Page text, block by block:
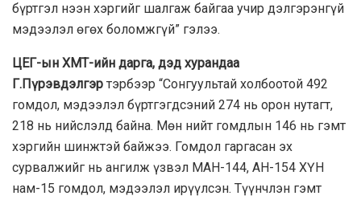
бүртгэл нээн хэргийг шалгаж байгаа учир дэлгэрэнгүй
мэдээлэл өгөх боломжгүй” гэлээ.
ЦЕГ-ын ХМТ-ийн дарга, дэд хурандаа
Г.Пүрэвдэлгэр тэрбээр “Сонгуультай холбоотой 492
гомдол, мэдээлэл бүртгэгдсэний 274 нь орон нутагт,
218 нь нийслэлд байна. Мөн нийт гомдлын 146 нь гэмт
хэргийн шинжтэй байжээ. Гомдол гаргасан эх
сурвалжийг нь ангилж үзвэл МАН-144, АН-154 ХҮН
нам-15 гомдол, мэдээлэл ирүүлсэн. Түүнчлэн гэмт